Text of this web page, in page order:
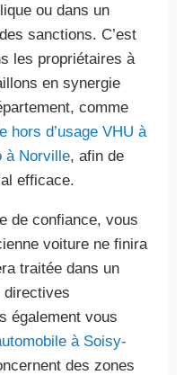
ou dans un
sanctions. C’est
les propriétaires à
en synergie
comme
hors d’usage VHU à
à Norville, afin de
efficace.
de confiance, vous
voiture ne finira
traitée dans un
directives
également vous
à Soisy-
des zones